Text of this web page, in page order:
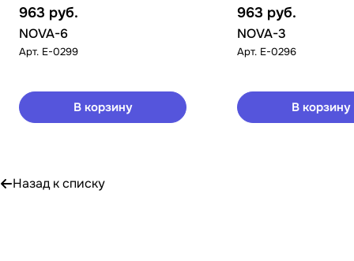
963 руб.
NOVA-6
Арт. E-0299
В корзину
963 руб.
NOVA-3
Арт. E-0296
В корзину
Назад к списку